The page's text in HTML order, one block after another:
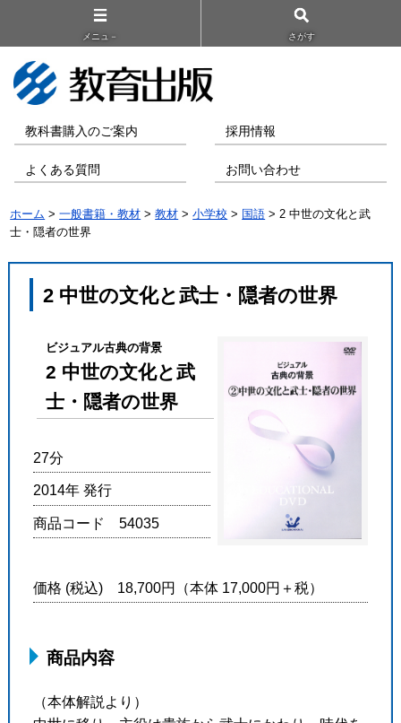
メニュ－ さがす
教科書購入のご案内 採用情報
よくある質問 お問い合わせ
ホーム >一般書籍・教材 >教材 >小学校 > 国語 > 2 中世の文化と武
士・隠者の世界
2 中世の文化と武士・隠者の世界
ビジュアル古典の背景
2 中世の文化と武
士・隠者の世界
27分
2014年 発行
商品コード 54035
価格 (税込) 18,700円（本体 17,000円＋税）
商品内容
（本体解説より）